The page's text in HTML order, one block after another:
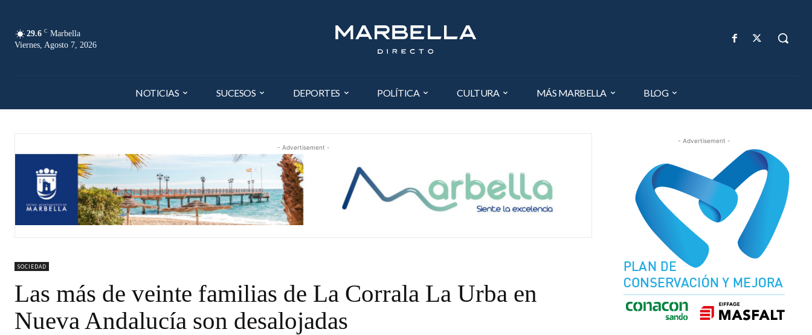
29.6 C Marbella
Viernes, Agosto 7, 2026
NOTICIAS SUCESOS DEPORTES POLÍTICA CULTURA MÁS MARBELLA BLOG
- Advertisement -
SOCIEDAD
Las más de veinte familias de La Corrala La Urba en
Nueva Andalucía son desalojadas
- Advertisement -